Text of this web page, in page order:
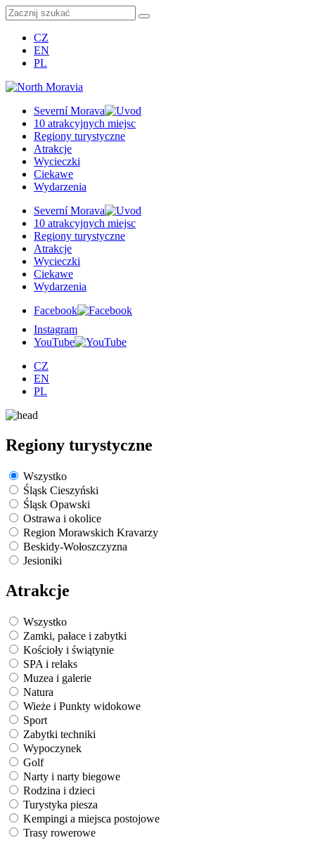
CZ
EN
PL
Severní Morava
10 atrakcyjnych miejsc
Regiony turystyczne
Atrakcje
Wycieczki
Ciekawe
Wydarzenia
Severní Morava
10 atrakcyjnych miejsc
Regiony turystyczne
Atrakcje
Wycieczki
Ciekawe
Wydarzenia
Facebook
Instagram
YouTube
CZ
EN
PL
Regiony turystyczne
Wszystko
Śląsk Cieszyński
Śląsk Opawski
Ostrawa i okolice
Region Morawskich Kravarzy
Beskidy-Wołoszczyzna
Jesioniki
Atrakcje
Wszystko
Zamki, pałace i zabytki
Kościoły i świątynie
SPA i relaks
Muzea i galerie
Natura
Wieże i Punkty widokowe
Sport
Zabytki techniki
Wypoczynek
Golf
Narty i narty biegowe
Rodzina i dzieci
Turystyka piesza
Kempingi a miejsca postojowe
Trasy rowerowe